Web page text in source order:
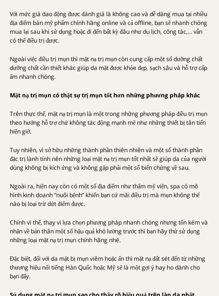
Với mức giá dao động được đánh giá là không cao và dễ dàng mua tại nhiều
địa điểm bán mỹ phẩm chính hãng online và cả offline, bạn sẽ nhanh chóng
mua lại sau khi sử dụng hoặc đi đến bất kỳ đâu như du lịch, công tác,... vẫn
có thể điều trị được.
Ngoài việc điều trị mụn thì mặt nạ trị mụn còn cung cấp một số dưỡng chất
dưỡng chất cần thiết khác giúp da mặt được khỏe đẹp, sạch sâu và hỗ trợ cấp
ẩm nhanh chóng.
Mặt nạ trị mụn có thật sự trị mụn tốt hơn những phương pháp khác
Trên thực thế, mặt nạ trị mụn là một trong những phương pháp điều trị mụn
theo hướng hỗ trợ chứ không tác động mạnh mẽ như những thiết bị tân tiến
hiện giờ.
Tuy nhiên, vì sở hữu những thành phần thiên nhiên và một số thành phần
đặc trị lành tính nên những loại mặt nạ trị mụn tốt nhất sẽ giúp da của người
dùng không bị kích ứng và không gặp phải một số biến chứng về sau.
Ngoài ra, hiện nay còn có một số địa điểm như thẩm mỹ viện, spa có mô
hình kinh doanh “nuôi bệnh” khiến bạn cứ mãi điều trị mà mụn không thể
nào bị loại trừ dứt điểm được.
Chính vì thế, thay vì lựa chọn phương pháp nhanh chóng nhưng tốn kém và
nhận về bản thân một số hậu quả khó lường trước thì bạn hãy thử sử dụng
những loại mặt nạ trị mụn chính hãng nhé.
Đặc biệt, đối với da mặt bị mụn viêm hoặc ẩn thì mặt nạ đất sét đến từ những
thương hiệu nổi tiếng Hàn Quốc hoặc Mỹ sẽ là một gợi ý hay ho dành cho
bạn đấy.